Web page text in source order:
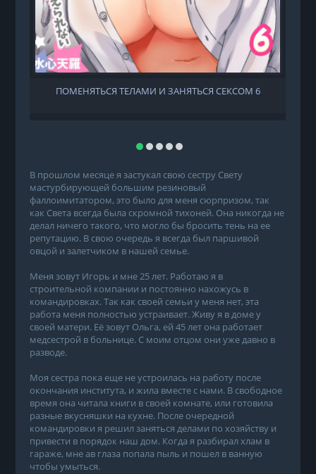
ПОМЕНЯТЬСЯ ТЕЛАМИ И ЗАНЯТЬСЯ СЕКСОМ 6
В прошлом месяце я застукал свою сестру Свету
мастурбирующей большим резиновый
фаллоимитатором, это было для меня сюрпризом, так
как Света всегда была скромной тихоней. Она никогда не
делал ничего такого, что могло бы бросить тень на ее
репутацию. В свою очередь я всегда был паршивой
овцой и залетчиком в нашей семье.
Меня зовут Игорь и мне 25 лет. Работаю я в
строительной компании и постоянно нахожусь в
командировках. Так как своей семьи у меня нет, эта
работа меня полностью устраивает. Живу я в доме у
своей матери. Её зовут Ольга, ей 45 лет она работает
медсестрой в больнице. С моим отцом они уже давно в
разводе.
Моя сестра пока еще не устроилась на работу после
окончания института, и жила вместе с нами. В свободное
время она читала книги в своей комнате, или готовила
разные вкусняшки на кухне. После очередной
командировки я решил заняться делами по хозяйству и
привести в порядок наш дом. Когда я разбирал хлам в
гараже, мне ав глаза попала пыль и пошел в ванную
чтобы умыться.